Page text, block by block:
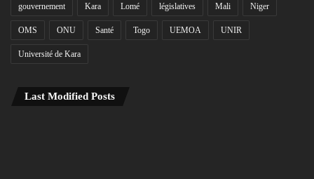
gouvernement Kara Lomé législatives Mali Niger
OMS ONU Santé Togo UEMOA UNIR
Université de Kara
Last Modified Posts